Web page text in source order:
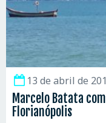
13 de abril de
Marcelo Batata
Florianópolis